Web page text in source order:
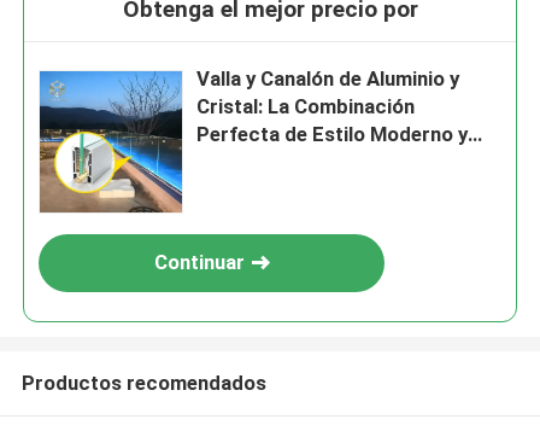
Obtenga el mejor precio por
Valla y Canalón de Aluminio y
Cristal: La Combinación
Perfecta de Estilo Moderno y
Continuar
Productos recomendados